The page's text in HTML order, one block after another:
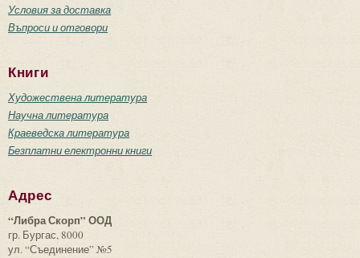
Условия за доставка
Въпроси и отговори
Книги
Художествена литература
Научна литература
Краеведска литература
Безплатни електронни книги
Адрес
“Либра Скорп” ООД
гр. Бургас, 8000
ул. “Съединение” №5